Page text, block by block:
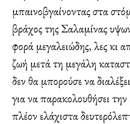
μπαινοβγαίνοντας στα
βράχος της Σαλαμίνας
φορά μεγαλειώδης, λες κι
ζωή μετά τη μεγάλη
δεν θα μπορούσε να
για να παρακολουθήσει
πλέον ελάχιστα